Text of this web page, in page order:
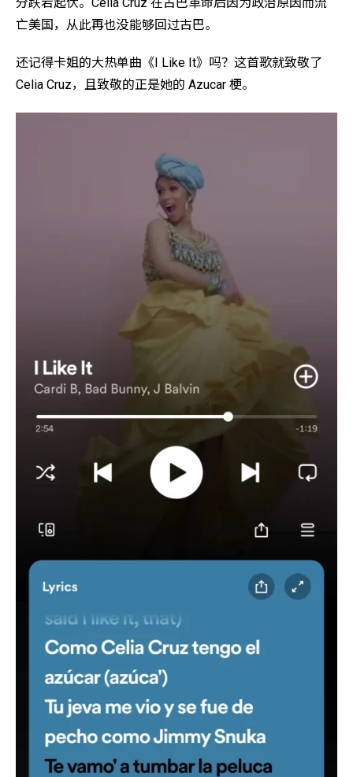
亡美国，从此再也没能够回过古巴。
还记得卡姐的大热单曲《I Like It》吗？这首歌就致敬了
Celia Cruz，且致敬的正是她的 Azucar 梗。